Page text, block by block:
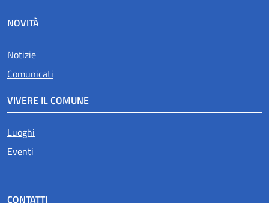
NOVITÀ
Notizie
Comunicati
VIVERE IL COMUNE
Luoghi
Eventi
CONTATTI